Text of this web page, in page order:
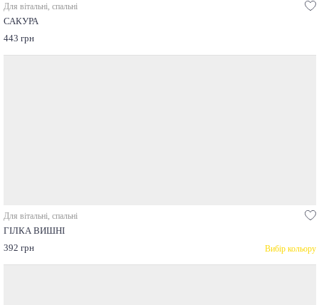
Для вітальні, спальні
САКУРА
443 грн
Для вітальні, спальні
ГІЛКА ВИШНІ
392 грн
Вибір кольору